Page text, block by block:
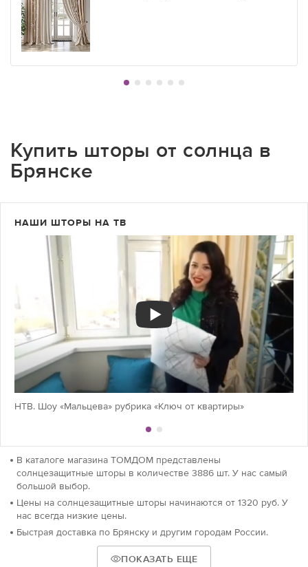
Купить шторы от солнца в
Брянске
НАШИ ШТОРЫ НА ТВ
НТВ. Шоу «Мальцева» рубрика «Ключ от квартиры»
В каталоге магазина ТОМДОМ представлены
солнцезащитные шторы в количестве 3886 шт. У нас самый
большой выбор.
Цены на солнцезащитные шторы начинаются от 1320 руб. У
нас всегда низкие цены.
Быстрая доставка по Брянску и другим городам России.
ПОКАЗАТЬ ЕЩЕ